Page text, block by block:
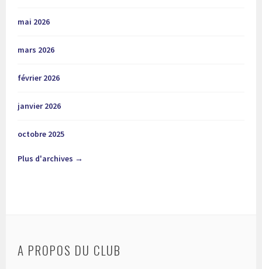
mai 2026
mars 2026
février 2026
janvier 2026
octobre 2025
Plus d'archives →
A PROPOS DU CLUB